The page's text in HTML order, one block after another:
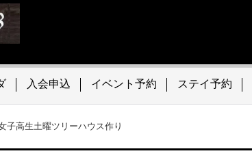
入会申込 イベント予約 ステイ予約
子高生土曜ツリーハウス作り